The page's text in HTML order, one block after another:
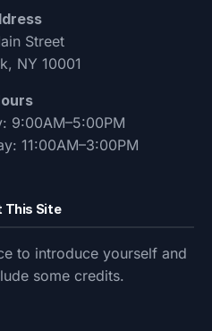
Street
NY 10001
9:00AM–5:00PM
11:00AM–3:00PM
This Site
to introduce yourself and
some credits.